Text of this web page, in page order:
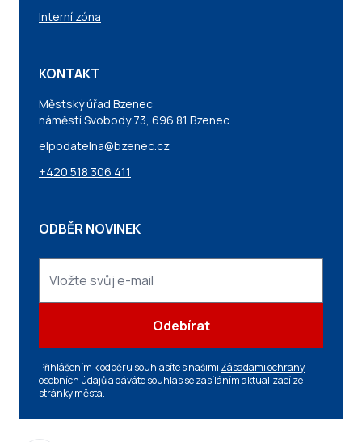
Interní zóna
KONTAKT
Městský úřad Bzenec
náměstí Svobody 73, 696 81 Bzenec
elpodatelna@bzenec.cz
+420 518 306 411
ODBĚR NOVINEK
Odebírat
Přihlášením k odběru souhlasíte s našimi Zásadami ochrany
osobních údajůa dáváte souhlas se zasíláním aktualizací ze
stránky města.